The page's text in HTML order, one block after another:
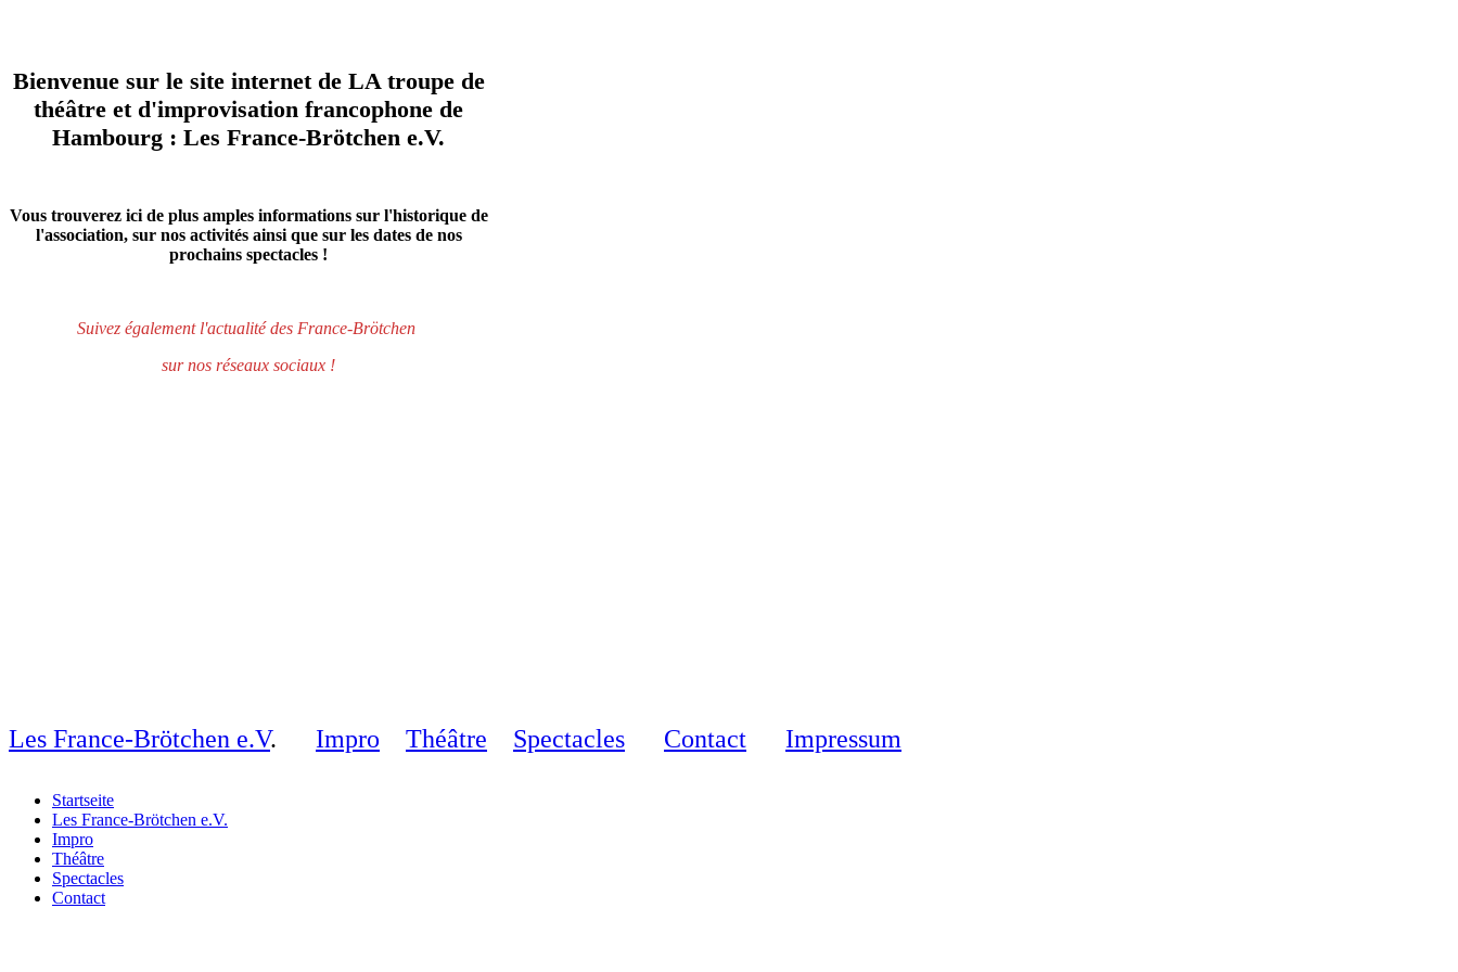
Bienvenue sur le site internet de LA troupe de
théâtre et d'improvisation francophone de
Hambourg : Les France-Brötchen e.V.
Vous trouverez ici de plus amples informations sur l'historique de
l'association, sur nos activités ainsi que sur les dates de nos
prochains spectacles !
Suivez également l'actualité des France-Brötchen
sur nos réseaux sociaux !
Les France-Brötchen e.V. Impro Théâtre Spectacles Contact Impressum
Startseite
Les France-Brötchen e.V.
Impro
Théâtre
Spectacles
Contact